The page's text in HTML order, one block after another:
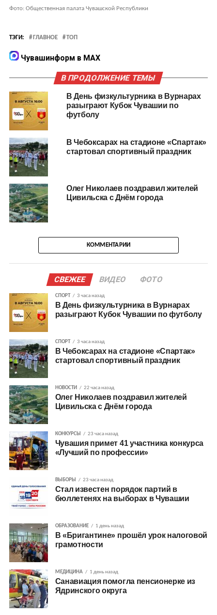
Фото: Общественная палата Чувашской Республики
ТЭГИ: ГЛАВНОЕ ТОП
Чувашинформ в MAX
В ПРОДОЛЖЕНИЕ ТЕМЫ
В День физкультурника в Вурнарах
разыграют Кубок Чувашии по
футболу
В Чебоксарах на стадионе «Спартак»
стартовал спортивный праздник
Олег Николаев поздравил жителей
Цивильска с Днём города
КОММЕНТАРИИ
СВЕЖЕЕ ВИДЕО ФОТО
СПОРТ 3 часа назад
В День физкультурника в Вурнарах
разыграют Кубок Чувашии по футболу
СПОРТ 3 часа назад
В Чебоксарах на стадионе «Спартак»
стартовал спортивный праздник
НОВОСТИ 22 часа назад
Олег Николаев поздравил жителей
Цивильска с Днём города
КОНКУРСЫ 23 часа назад
Чувашия примет 41 участника конкурса
«Лучший по профессии»
ВЫБОРЫ 23 часа назад
Стал известен порядок партий в
бюллетенях на выборах в Чувашии
ОБРАЗОВАНИЕ 1 день назад
В «Бригантине» прошёл урок налоговой
грамотности
МЕДИЦИНА 1 день назад
Санавиация помогла пенсионерке из
Ядринского округа